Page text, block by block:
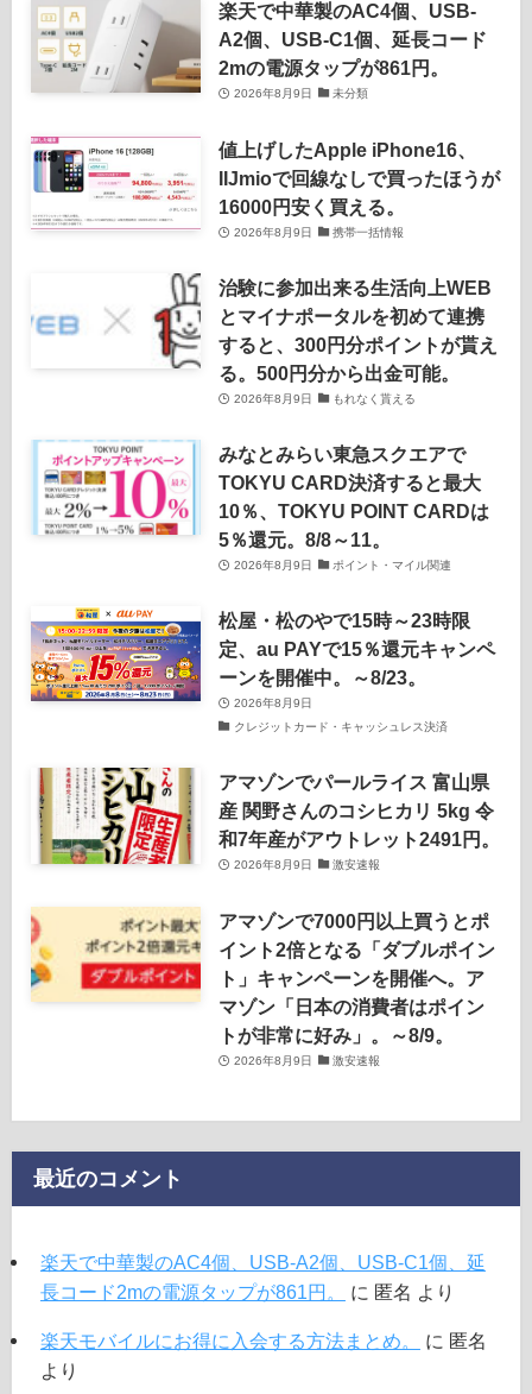
楽天で中華製のAC4個、USB-
A2個、USB-C1個、延長コード
2mの電源タップが861円。
2026年8月9日 未分類
値上げしたApple iPhone16、
IIJmioで回線なしで買ったほうが
16000円安く買える。
2026年8月9日 携帯一括情報
治験に参加出来る生活向上WEB
とマイナポータルを初めて連携
すると、300円分ポイントが貰え
る。500円分から出金可能。
2026年8月9日 もれなく貰える
みなとみらい東急スクエアで
TOKYU CARD決済すると最大
10％、TOKYU POINT CARDは
5％還元。8/8～11。
2026年8月9日 ポイント・マイル関連
松屋・松のやで15時～23時限
定、au PAYで15％還元キャンペ
ーンを開催中。～8/23。
2026年8月9日
クレジットカード・キャッシュレス決済
アマゾンでパールライス 富山県
産 関野さんのコシヒカリ 5kg 令
和7年産がアウトレット2491円。
2026年8月9日 激安速報
アマゾンで7000円以上買うとポ
イント2倍となる「ダブルポイン
ト」キャンペーンを開催へ。ア
マゾン「日本の消費者はポイン
トが非常に好み」。～8/9。
2026年8月9日 激安速報
最近のコメント
楽天で中華製のAC4個、USB-A2個、USB-C1個、延
長コード2mの電源タップが861円。
に 匿名 より
楽天モバイルにお得に入会する方法まとめ。 に 匿名
より